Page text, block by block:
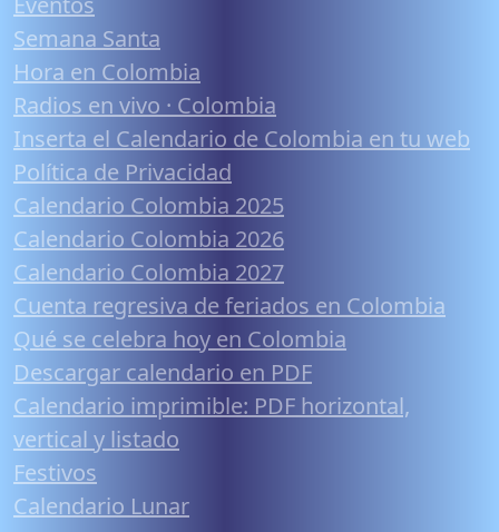
Semana Santa
Hora en Colombia
Radios en vivo · Colombia
Inserta el Calendario de Colombia en tu web
Política de Privacidad
Calendario Colombia 2025
Calendario Colombia 2026
Calendario Colombia 2027
Cuenta regresiva de feriados en Colombia
Qué se celebra hoy en Colombia
Descargar calendario en PDF
Calendario imprimible: PDF horizontal,
vertical y listado
Festivos
Calendario Lunar